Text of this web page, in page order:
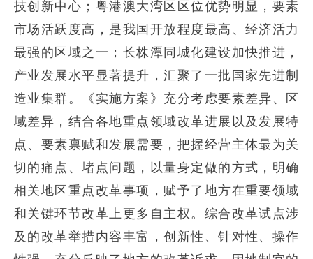
技创新中心；粤港澳大湾区区位优势明显，要素
市场活跃度高，是我国开放程度最高、经济活力
最强的区域之一；长株潭同城化建设加快推进，
产业发展水平显著提升，汇聚了一批国家先进制
造业集群。《实施方案》充分考虑要素差异、区
域差异，结合各地重点领域改革进展以及发展特
点、要素禀赋和发展需要，把握经营主体最为关
切的痛点、堵点问题，以量身定做的方式，明确
相关地区重点改革事项，赋予了地方在重要领域
和关键环节改革上更多自主权。综合改革试点涉
及的改革举措内容丰富，创新性、针对性、操作